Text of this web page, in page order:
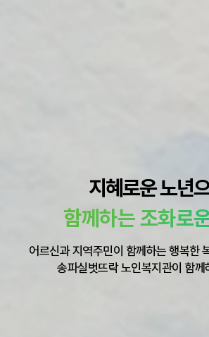
지혜로운 노년
함께하는 조화로
어르신과 지역주민이 함께하는 행복한
송파실벗뜨락 노인복지관이 함께